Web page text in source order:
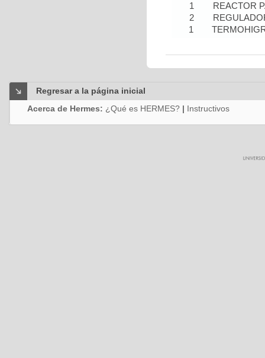
1
REACTOR
2
1
Regresar a la página inicial
Acerca de Hermes: ¿Qué es HERMES? | Instructivos